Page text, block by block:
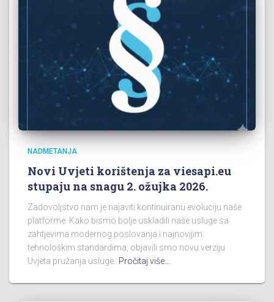
NADMETANJA
Novi Uvjeti korištenja za viesapi.eu
stupaju na snagu 2. ožujka 2026.
Zadovoljstvo nam je najaviti kontinuiranu evoluciju naše
platforme. Kako bismo bolje uskladili naše usluge sa
zahtjevima modernog poslovanja i najnovijim
tehnološkim standardima, objavili smo novu verziju
Uvjeta pružanja usluge. Pročitaj više…